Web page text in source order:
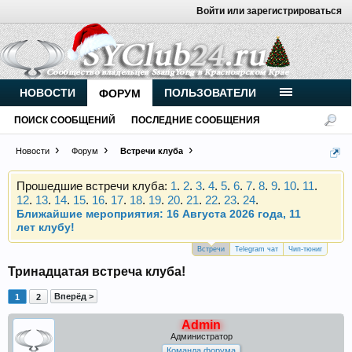
Войти или зарегистрироваться
Новости Форум Встречи клуба
Внимание, новые участники нашего клуба!
Основное общение происходит вTelegram-чате.
Присоединяйтесь.
Чип-тюнинг (прошивка) дизелей от
Vahmurka
Прошедшие встречи клуба: 1. 2. 3. 4. 5. 6. 7. 8. 9. 10. 11.
12. 13. 14. 15. 16. 17. 18. 19. 20. 21. 22. 23. 24.
Ближайшие мероприятия: 16 Августа 2026 года, 11
лет клубу!
Внимание, новые участники нашего клуба!
Основное общение происходит в
Присоединяйтесь.
Чип-тюнинг (прошивка) дизелей от
Vahmurka
Встречи Telegram чат Чип-тюниг
Тринадцатая встреча клуба!
1 2 Вперёд >
Admin
Администратор
НОВОСТИ ФОРУМ
ПОИСК СООБЩЕНИЙ ПОСЛЕДНИЕ СООБЩЕНИЯ
ПОЛЬЗОВАТЕЛИ